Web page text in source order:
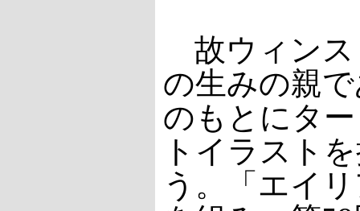
故ウィンス
の生みの親
のもとにタ
トイラスト
う。「エイ